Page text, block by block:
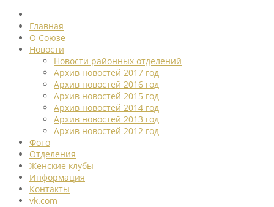
Главная
О Союзе
Новости
Новости районных отделений
Архив новостей 2017 год
Архив новостей 2016 год
Архив новостей 2015 год
Архив новостей 2014 год
Архив новостей 2013 год
Архив новостей 2012 год
Фото
Отделения
Женские клубы
Информация
Контакты
vk.com